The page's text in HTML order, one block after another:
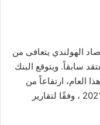
الهولندي يتعافى من
سابقاً. ويتوقع البنك
3.8 في المائة هذا العام، ارتفاعاً من
توقعه السابق عند نمو 2.3 في المائة لعام 2021 ، وفقًا لتقارير